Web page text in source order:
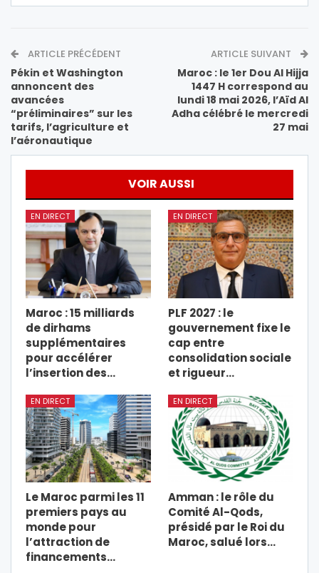
ARTICLE PRÉCÉDENT
Pékin et Washington
annoncent des
avancées
“préliminaires” sur les
tarifs, l’agriculture et
l’aéronautique
ARTICLE SUIVANT
Maroc : le 1er Dou Al Hijja
1447 H correspond au
lundi 18 mai 2026, l’Aïd Al
Adha célébré le mercredi
27 mai
VOIR AUSSI
EN DIRECT
Maroc : 15 milliards
de dirhams
supplémentaires
pour accélérer
l’insertion des…
EN DIRECT
PLF 2027 : le
gouvernement fixe le
cap entre
consolidation sociale
et rigueur…
EN DIRECT
Le Maroc parmi les 11
premiers pays au
monde pour
l’attraction de
financements…
EN DIRECT
Amman : le rôle du
Comité Al-Qods,
présidé par le Roi du
Maroc, salué lors…